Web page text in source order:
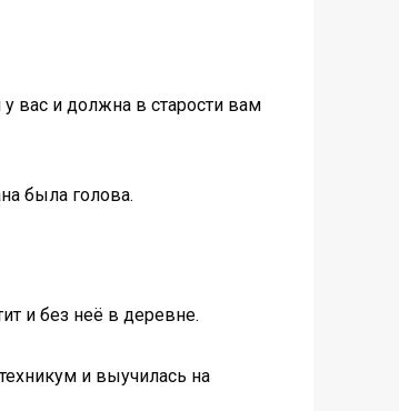
вас и должна в старости вам
была голова.
и без неё в деревне.
и выучилась на